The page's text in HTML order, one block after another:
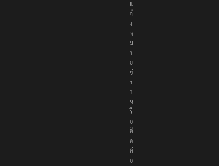
น
ธ์
แ
จ้
ง
ห
ม
า
ย
ข่
า
ว
ห
รื
อ
ติ
ด